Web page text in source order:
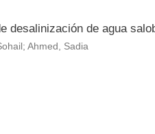
desalinización de agua
Ahmed, Sadia